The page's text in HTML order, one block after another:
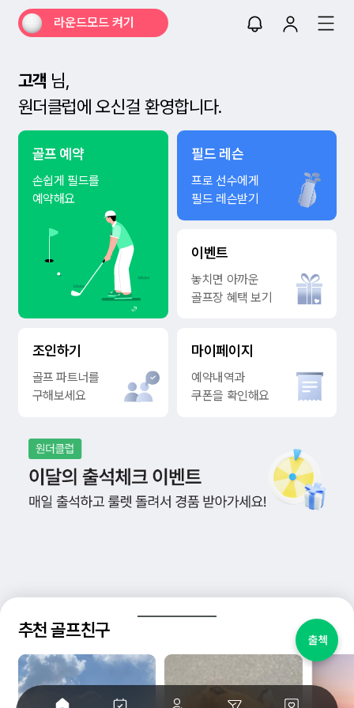
라운드모드 켜기
고객 님,
원더클럽에 오신걸 환영합니다.
골프 예약
손쉽게 필드를
예약해요
필드 레슨
프로 선수에게
필드 레슨받기
이벤트
놓치면 아까운
골프장 혜택 보기
조인하기
골프 파트너를
구해보세요
마이페이지
예약내역과
쿠폰을 확인해요
추천 골프친구